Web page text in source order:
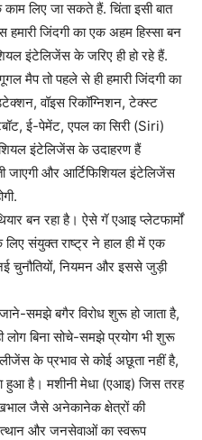
लिए जा सकते हैं. चिंता इसी बात
जिंदगी का एक अहम हिस्सा बन
इंटेलिजेंस के जरिए ही हो रहे हैं.
मैप तो पहले से ही हमारी जिंदगी का
वॉइस रिकॉग्निशन, टेक्स्ट
ई-पेमेंट, एपल का सिरी (Siri)
इंटेलिजेंस के उदाहरण हैं
जाएगी और आर्टिफिशियल इंटेलिजेंस
बन रहा है। ऐसे गॅ एआइ प्लेटफार्मों
संयुक्त राष्ट्र ने हाल ही में एक
चुनौतियों, नियमन और इससे जुड़ी
समझे बगैर विरोध शुरू हो जाता है,
लोग बिना सोचे-समझे प्रयोग भी शुरू
के प्रभाव से कोई अछूता नहीं है,
हुआ है। मशीनी मेधा (एआइ) जिस तरह
जैसे अनेकानेक क्षेत्रों की
उत्थान और जनसेवाओं का स्वरूप